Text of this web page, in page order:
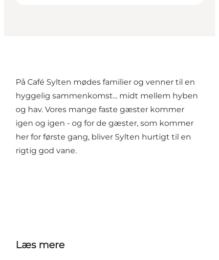
På Café Sylten mødes familier og venner til en
hyggelig sammenkomst... midt mellem hyben
og hav. Vores mange faste gæster kommer
igen og igen - og for de gæster, som kommer
her for første gang, bliver Sylten hurtigt til en
rigtig god vane.
Læs mere